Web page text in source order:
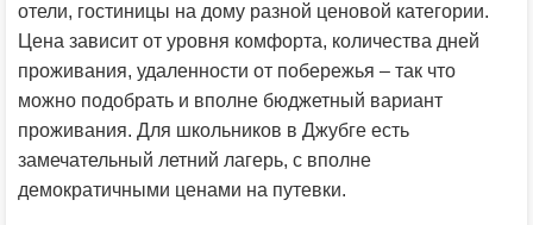
отели, гостиницы на дому разной ценовой категории.
Цена зависит от уровня комфорта, количества дней
проживания, удаленности от побережья – так что
можно подобрать и вполне бюджетный вариант
проживания. Для школьников в Джубге есть
замечательный летний лагерь, с вполне
демократичными ценами на путевки.